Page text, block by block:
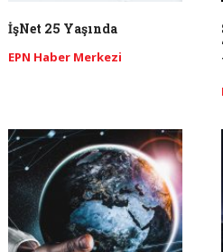
İşNet 25 Yaşında
EPN Haber Merkezi